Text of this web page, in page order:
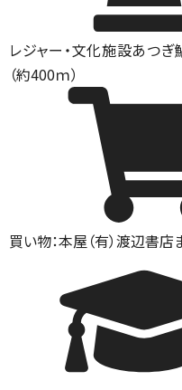
レジャー・文化施設あつぎ
（約400ｍ）
買い物：本屋 （有）渡辺書